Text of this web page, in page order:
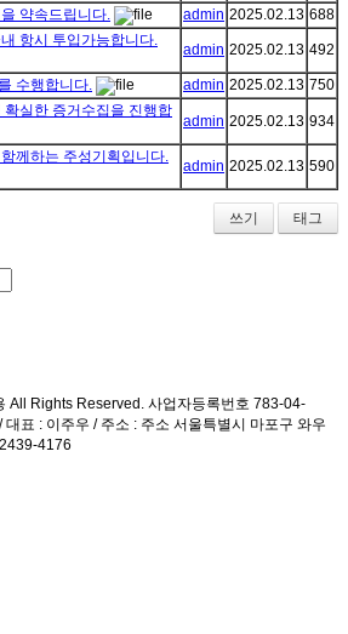
약속드립니다. admin 2025.02.13 688
항시 투입가능합니다.
admin 2025.02.13 492
수행합니다. admin 2025.02.13 750
실한 증거수집을 진행합
admin 2025.02.13 934
께하는 주성기획입니다.
admin 2025.02.13 590
쓰기 태그
All Rights Reserved. 사업자등록번호 783-04-
표 : 이주우 / 주소 : 주소 서울특별시 마포구 와우
4176